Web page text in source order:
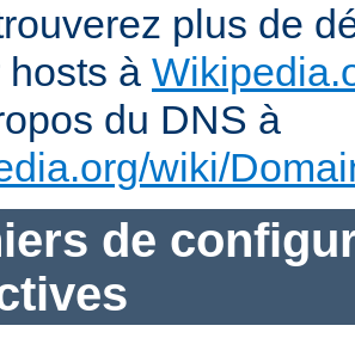
plus de
à
du DNS à
wiki/
de